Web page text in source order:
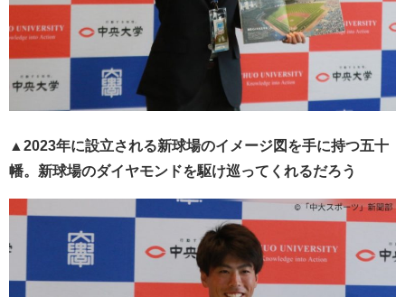
▲2023年に設立される新球場のイメージ図を手に持つ五十
幡。新球場のダイヤモンドを駆け巡ってくれるだろう